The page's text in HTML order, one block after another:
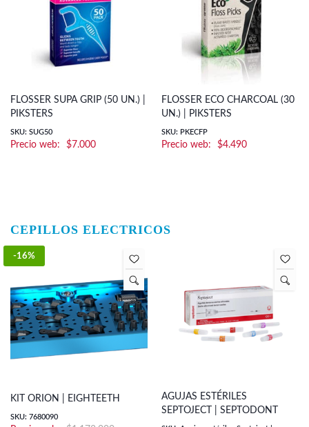
FLOSSER SUPA GRIP (50 UN.) |
PIKSTERS
SKU: SUG50
$7.000
FLOSSER ECO CHARCOAL (30
UN.) | PIKSTERS
SKU: PKECFP
$4.490
CEPILLOS ELECTRICOS
-16%
KIT ORION | EIGHTEETH
SKU: 7680090
AGUJAS ESTÉRILES
SEPTOJECT | SEPTODONT